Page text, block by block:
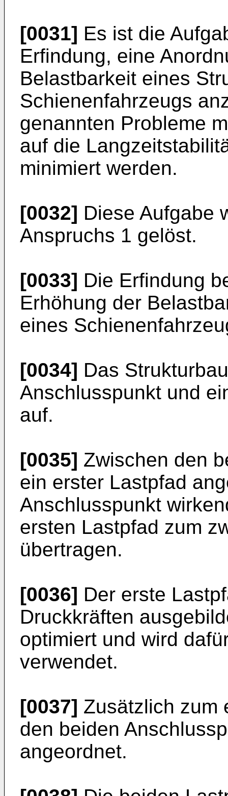
[0031] Es ist die
Erfindung, eine
Belastbarkeit eines
Schienenfahrzeugs
genannten Probleme
auf die
minimiert werden.
[0032] Diese Aufgabe
Anspruchs 1 gelöst.
[0033] Die Erfindung
Erhöhung der
eines
[0034] Das
Anschlusspunkt und
auf.
[0035] Zwischen den
ein erster Lastpfad
Anschlusspunkt
ersten Lastpfad zum
übertragen.
[0036] Der erste
Druckkräften
optimiert und wird
verwendet.
[0037] Zusätzlich zum
den beiden
angeordnet.